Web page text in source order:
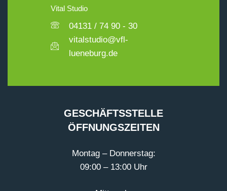
Vital Studio
04131 / 74 90 - 30
vitalstudio@vfl-
lueneburg.de
GESCHÄFTSSTELLE
ÖFFNUNGSZEITEN
Montag – Donnerstag:
09:00 – 13:00 Uhr